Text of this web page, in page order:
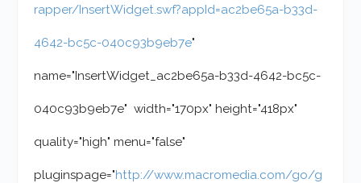
rapper/InsertWidget.swf?appId=ac2be65a-b33d-
4642-bc5c-040c93b9eb7e"
name="InsertWidget_ac2be65a-b33d-4642-bc5c-
040c93b9eb7e" width="170px" height="418px"
quality="high" menu="false"
pluginspage="http://www.macromedia.com/go/g